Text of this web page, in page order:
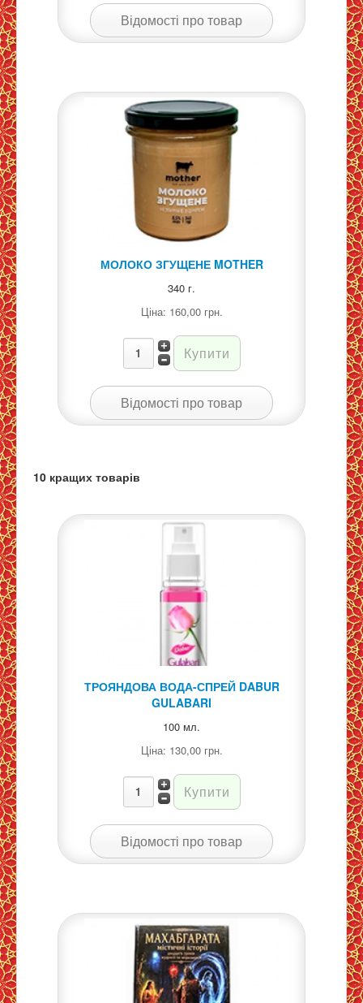
Відомості про товар
МОЛОКО ЗГУЩЕНЕ MOTHER
340 г.
Ціна: 160,00 грн.
Відомості про товар
10 кращих товарів
ТРОЯНДОВА ВОДА-СПРЕЙ DABUR
GULABARI
100 мл.
Ціна: 130,00 грн.
Відомості про товар